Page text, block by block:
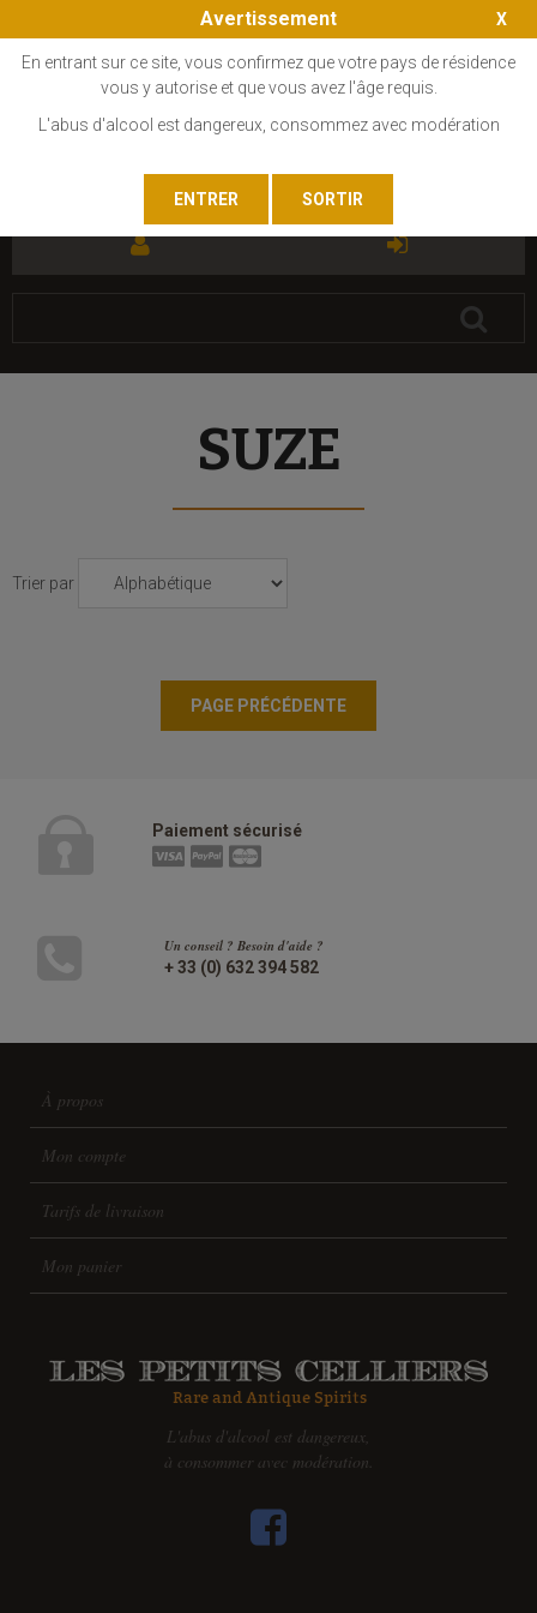
SUZE
Trier par
Paiement sécurisé
Un conseil ? Besoin d'aide ?
+ 33 (0) 632 394 582
À propos
Mon compte
Tarifs de livraison
Mon panier
L'abus d'alcool est dangereux,
à consommer avec modération.
Avertissement
En entrant sur ce site, vous confirmez que votre pays de résidence
vous y autorise et que vous avez l'âge requis.
L'abus d'alcool est dangereux, consommez avec modération